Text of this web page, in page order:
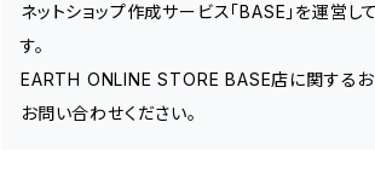
ネットショップ作成サービス「BASE」を運営
す。
EARTH ONLINE STORE BASE店に関するお
お問い合わせください。